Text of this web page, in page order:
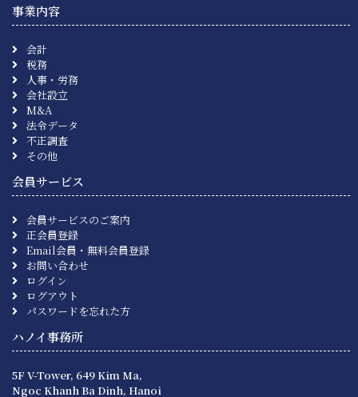
事業内容
会計
税務
人事・労務
会社設立
M&A
法令データ
不正調査
その他
会員サービス
会員サービスのご案内
正会員登録
Email会員・無料会員登録
お問い合わせ
ログイン
ログアウト
パスワードを忘れた方
ハノイ事務所
5F V-Tower, 649 Kim Ma,
Ngoc Khanh Ba Dinh, Hanoi